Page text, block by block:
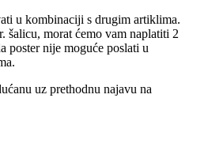
u kombinaciji s drugim artiklima.
šalicu, morat ćemo vam naplatiti 2
poster nije moguće poslati u
uz prethodnu najavu na